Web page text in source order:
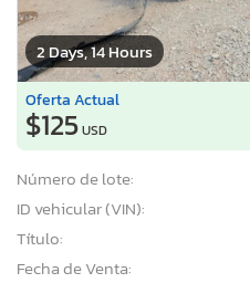
2 Days, 14 Hours
Oferta Actual
$125USD
Número de lote:
ID vehicular (VIN):
Título:
Fecha de Venta: